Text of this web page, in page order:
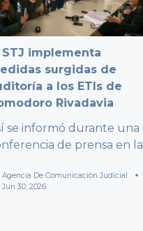
STJ implementa
surgidas de
a los ETIs de
Rivadavia
se informó durante una
de prensa en la
Agencia De Comunicación Judicial
Jun 30, 2026